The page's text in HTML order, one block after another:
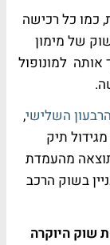
כמו כל רכישה
של מימון
למונופול
השלישי,
בהכנסות, הן מגידול תיק
מהעמדת
בשוק הרכב
שוק היוקרה